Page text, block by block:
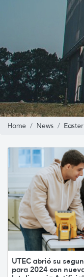
Home News
UTEC abrió su
para 2024 con